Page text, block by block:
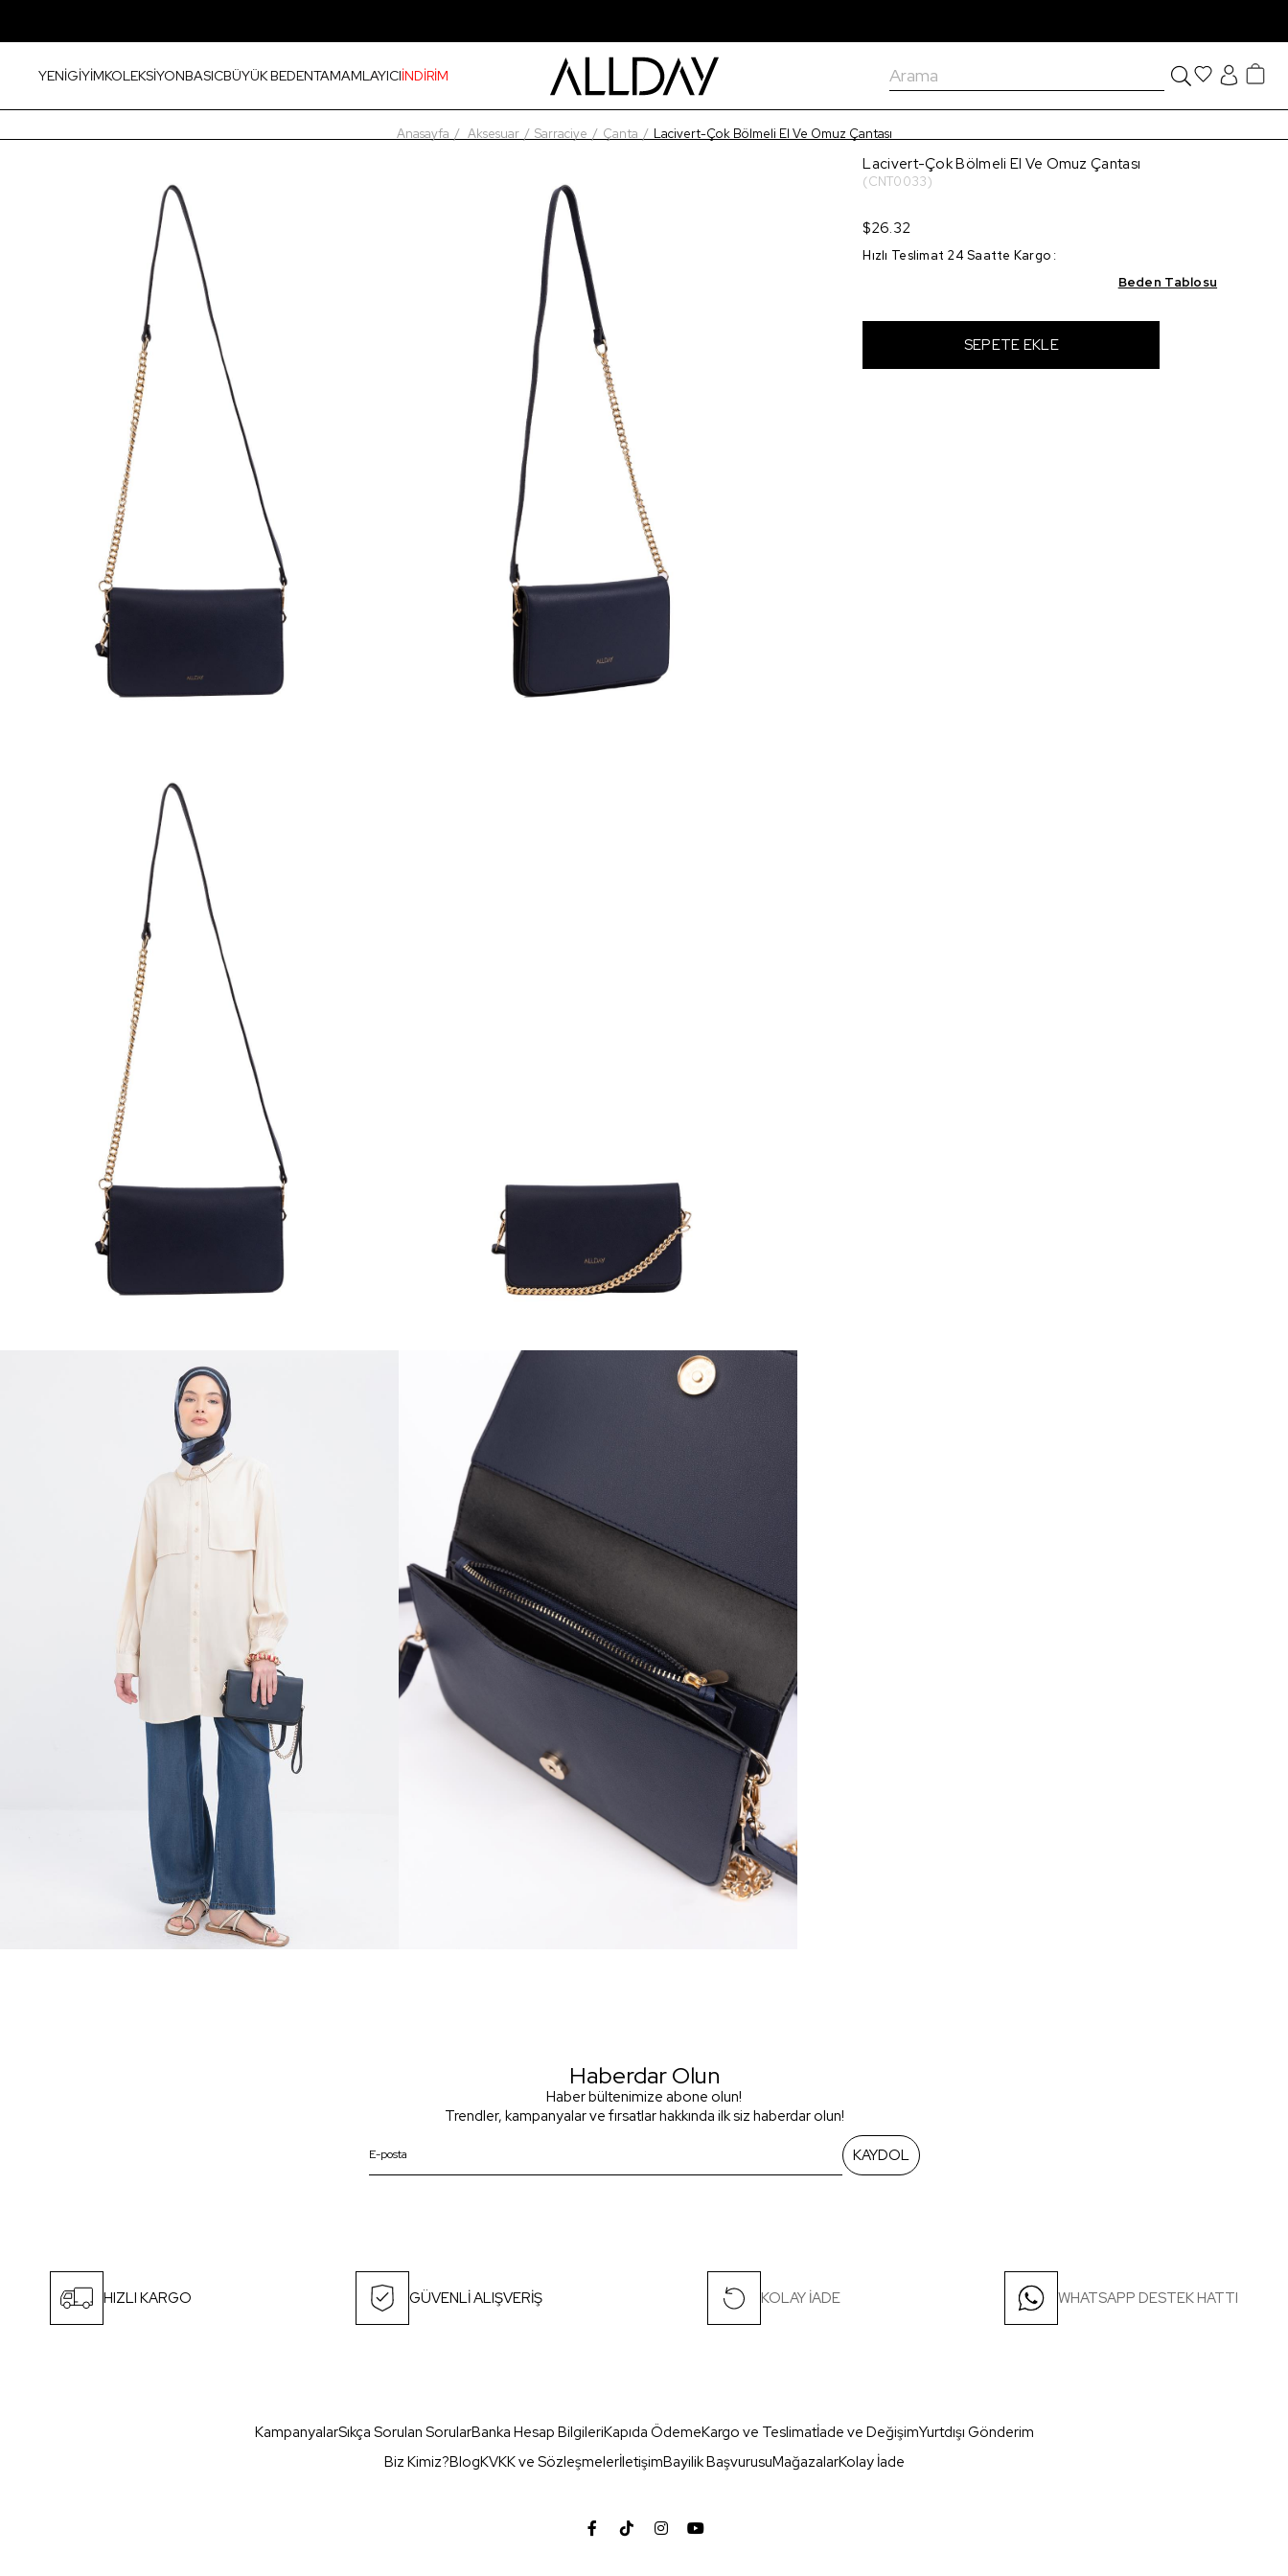
YENİGİYİMKOLEKSİYONBASICBÜYÜK BEDENTAMAMLAYICIİNDİRİM
Anasayfa Aksesuar Sarraciye Çanta Lacivert-Çok Bölmeli El Ve Omuz Çantası
Lacivert-Çok Bölmeli El Ve Omuz Çantası
(CNT0033)
$26.32
Hızlı Teslimat 24 Saatte Kargo :
Beden Tablosu
Haberdar Olun
Haber bültenimize abone olun!
Trendler, kampanyalar ve fırsatlar hakkında ilk siz haberdar olun!
KAYDOL
HIZLI KARGO GÜVENLİ ALIŞVERİŞ KOLAY İADE WHATSAPP DESTEK HATTI
KampanyalarSıkça Sorulan SorularBanka Hesap BilgileriKapıda ÖdemeKargo ve Teslimatİade ve DeğişimYurtdışı Gönderim
Biz Kimiz?BlogKVKK ve SözleşmelerİletişimBayilik BaşvurusuMağazalarKolay İade